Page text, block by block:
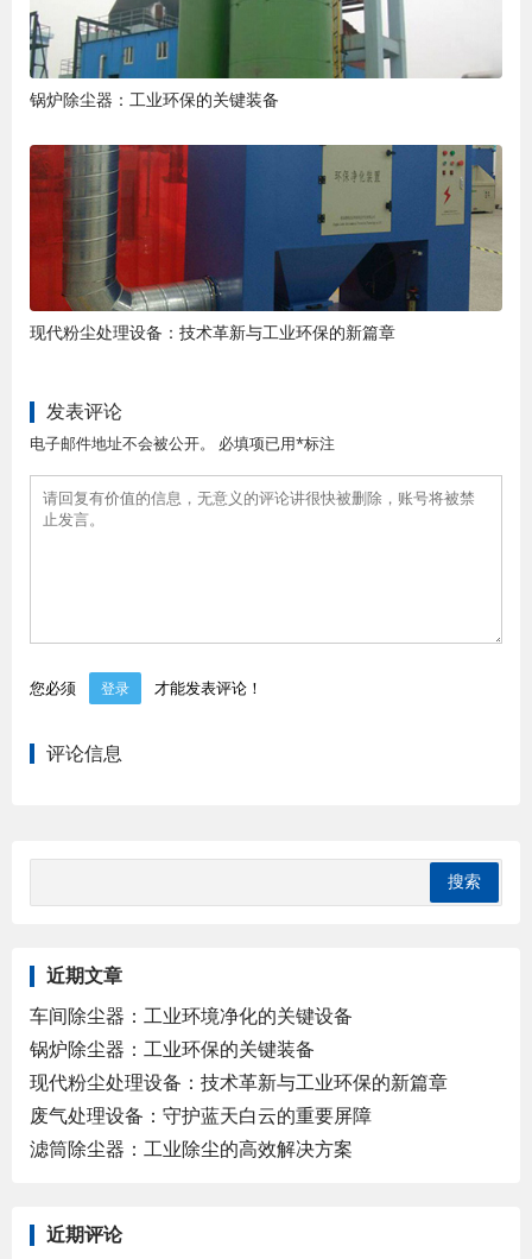
锅炉除尘器：工业环保的关键装备
现代粉尘处理设备：技术革新与工业环保的新篇章
发表评论
电子邮件地址不会被公开。 必填项已用*标注
您必须 登录 才能发表评论！
评论信息
近期文章
车间除尘器：工业环境净化的关键设备
锅炉除尘器：工业环保的关键装备
现代粉尘处理设备：技术革新与工业环保的新篇章
废气处理设备：守护蓝天白云的重要屏障
滤筒除尘器：工业除尘的高效解决方案
近期评论